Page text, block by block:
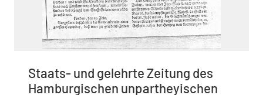
Staats- und gelehrte Zeitung des
Hamburgischen unpartheyischen